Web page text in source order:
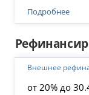
Подробнее
Внешнее
от 20% до